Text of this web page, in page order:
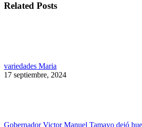
Related Posts
variedades Maria
17 septiembre, 2024
Gobernador Victor Manuel Tamayo dejó